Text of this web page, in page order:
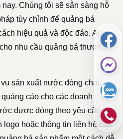
Chúng tôi sẽ sẵn sàng hỗ
tùy chỉnh để quảng bá
hiệu quả và độc đáo. Agaru
nhu cầu quảng bá thương
sản xuất nước đóng chai
cáo cho các doanh
được đóng theo yêu cầu,
logo hoặc thông tin liên hệ của